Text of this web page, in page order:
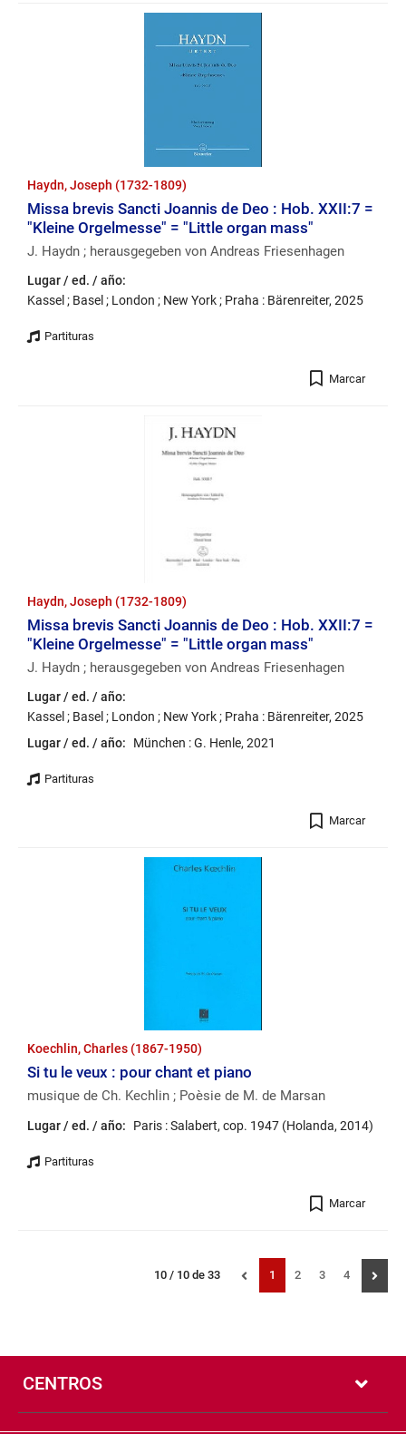
Haydn, Joseph (1732-1809)
Missa brevis Sancti Joannis de Deo : Hob. XXII:7 =
"Kleine Orgelmesse" = "Little organ mass"
J. Haydn ; herausgegeben von Andreas Friesenhagen
Lugar / ed. / año:
Kassel ; Basel ; London ; New York ; Praha : Bärenreiter, 2025
Marcar
Haydn, Joseph (1732-1809)
Missa brevis Sancti Joannis de Deo : Hob. XXII:7 =
"Kleine Orgelmesse" = "Little organ mass"
J. Haydn ; herausgegeben von Andreas Friesenhagen
Lugar / ed. / año:
Kassel ; Basel ; London ; New York ; Praha : Bärenreiter, 2025
Lugar / ed. / año:
München : G. Henle, 2021
Marcar
Koechlin, Charles (1867-1950)
Si tu le veux : pour chant et piano
musique de Ch. Kechlin ; Poèsie de M. de Marsan
Lugar / ed. / año: Paris : Salabert, cop. 1947 (Holanda, 2014)
Marcar
Mostrando
10 / 10 de 33resultadosPágina
1 Página
2 Página
3 Página
4
CENTROS